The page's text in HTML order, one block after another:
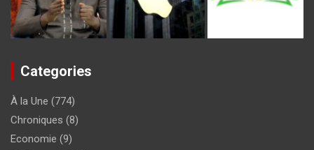
Categories
À la Une (774)
Chroniques (8)
Economie (9)